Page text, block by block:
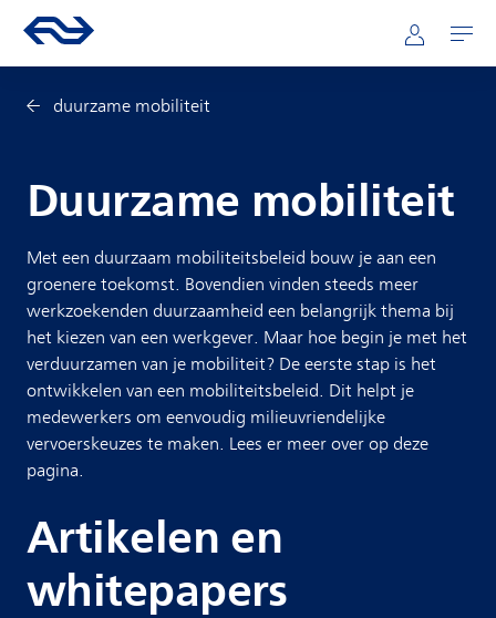
Direct naar hoofdinhoud
Hoofdnavigatie
Ga naar de homepage van ns.nl Mijn NS
Openen
duurzame mobiliteit
Duurzame mobiliteit
Met een duurzaam mobiliteitsbeleid bouw je aan een
groenere toekomst. Bovendien vinden steeds meer
werkzoekenden duurzaamheid een belangrijk thema bij
het kiezen van een werkgever. Maar hoe begin je met het
verduurzamen van je mobiliteit? De eerste stap is het
ontwikkelen van een mobiliteitsbeleid. Dit helpt je
medewerkers om eenvoudig milieuvriendelijke
vervoerskeuzes te maken. Lees er meer over op deze
pagina.
Artikelen en
whitepapers